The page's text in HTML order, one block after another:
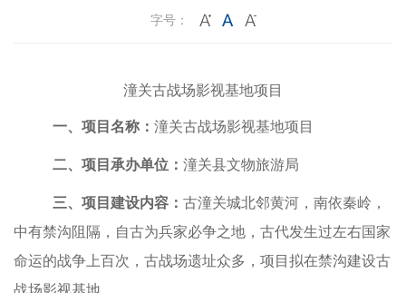
字号：
潼关古战场影视基地项目
一、项目名称： 潼关古战场影视基地项目
二、项目承办单位： 潼关县文物旅游局
三、项目建设内容： 古潼关城北邻黄河，南依秦岭，
中有禁沟阻隔，自古为兵家必争之地，古代发生过左右国家
命运的战争上百次，古战场遗址众多，项目拟在禁沟建设古
战场影视基地。